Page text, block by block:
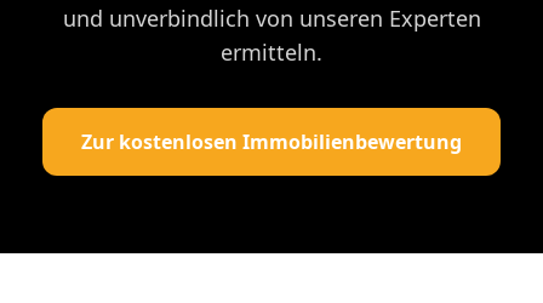
und unverbindlich von unseren Experten
ermitteln.
Zur kostenlosen Immobilienbewertung